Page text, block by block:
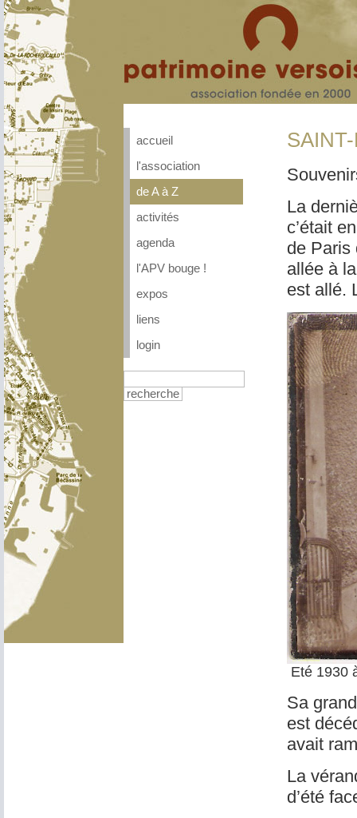
accueil
l'association
de A à Z
activités
agenda
l'APV bouge !
expos
liens
login
recherche
La
c’était
de Paris
allée à
est allé.
Eté 1930
Sa
est
avait
La
d’été